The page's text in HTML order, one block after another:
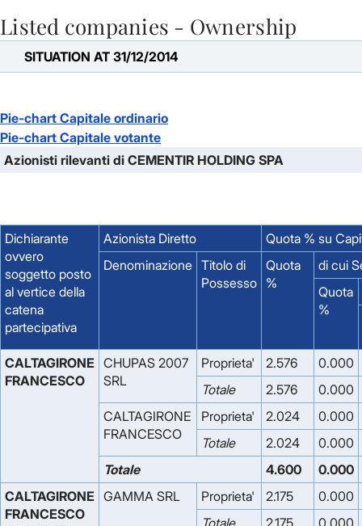
Skip to Main Content
Listed companies - Ownership
SITUATION AT 31/12/2014
Pie-chart Capitale ordinario
Pie-chart Capitale votante
Azionisti rilevanti di CEMENTIR HOLDING SPA
Dichiarante
ovvero
soggetto posto
al vertice della
catena
partecipativa
Azionista Diretto
Quota % su
Denominazione Titolo di
Possesso
Quota
%
di cui
Quota
%
CALTAGIRONE
FRANCESCO
CHUPAS 2007
SRL
Proprieta' 2.576
0.000
Totale
2.576
0.000
CALTAGIRONE
FRANCESCO
Proprieta' 2.024
0.000
Totale
2.024
0.000
Totale
4.600
0.000
CALTAGIRONE
FRANCESCO
GAMMA SRL Proprieta' 2.175
0.000
Totale
2.175
0.000